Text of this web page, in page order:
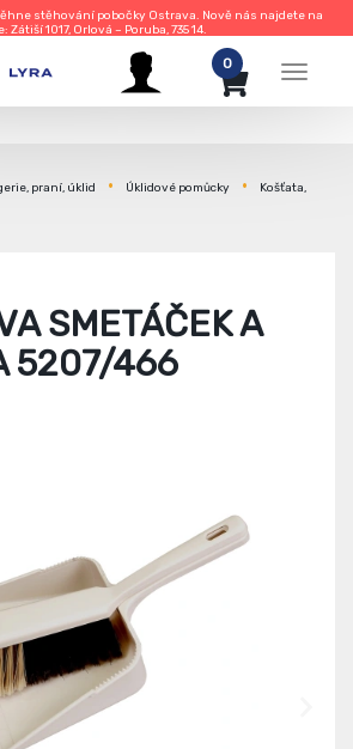
stěhování pobočky Ostrava. Nově nás najdete na
Zátiší 1017, Orlová – Poruba, 735 14.
Menu
0
praní, úklid Úklidové pomůcky
Košťata,
SMETÁČEK A
5207/466